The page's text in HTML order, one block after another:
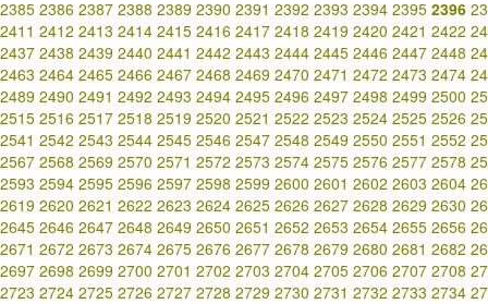
2385 2386 2387 2388 2389 2390 2391 2392 2393 2394 2395 2396
2411 2412 2413 2414 2415 2416 2417 2418 2419 2420 2421 2422
2437 2438 2439 2440 2441 2442 2443 2444 2445 2446 2447 2448
2463 2464 2465 2466 2467 2468 2469 2470 2471 2472 2473 2474
2489 2490 2491 2492 2493 2494 2495 2496 2497 2498 2499 2500
2515 2516 2517 2518 2519 2520 2521 2522 2523 2524 2525 2526
2541 2542 2543 2544 2545 2546 2547 2548 2549 2550 2551 2552
2567 2568 2569 2570 2571 2572 2573 2574 2575 2576 2577 2578
2593 2594 2595 2596 2597 2598 2599 2600 2601 2602 2603 2604
2619 2620 2621 2622 2623 2624 2625 2626 2627 2628 2629 2630
2645 2646 2647 2648 2649 2650 2651 2652 2653 2654 2655 2656
2671 2672 2673 2674 2675 2676 2677 2678 2679 2680 2681 2682
2697 2698 2699 2700 2701 2702 2703 2704 2705 2706 2707 2708
2723 2724 2725 2726 2727 2728 2729 2730 2731 2732 2733 2734